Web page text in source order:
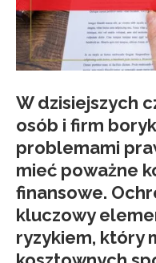
W dzisiejszych
osób i firm
problemami
mieć poważne
finansowe.
kluczowy
ryzykiem, który